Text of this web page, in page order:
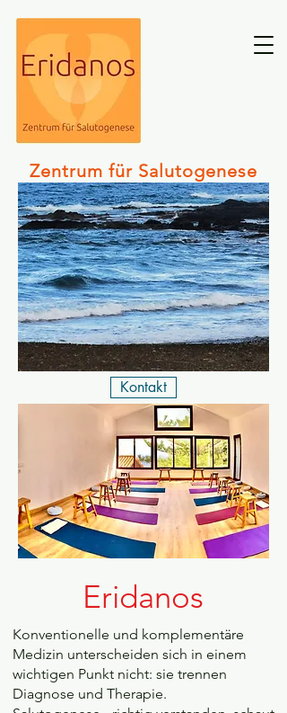
Zentrum für Salutogenese
Kontakt
Eridanos
Konventionelle und komplementäre
Medizin unterscheiden sich in einem
wichtigen Punkt nicht: sie trennen
Diagnose und Therapie.